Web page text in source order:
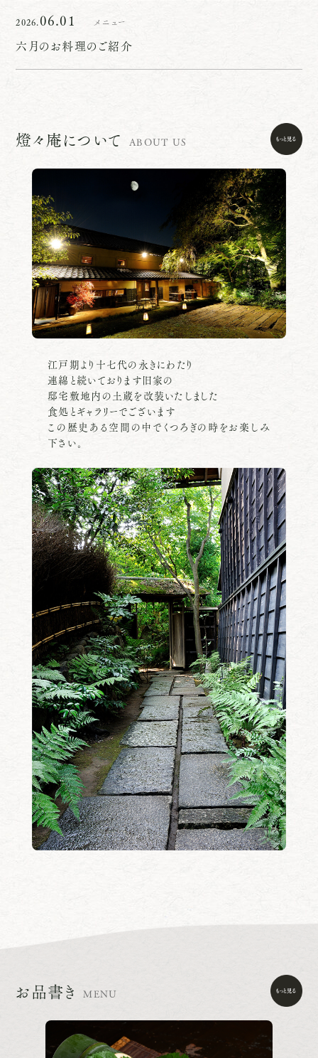
2026.06.01 メニュー
六月のお料理のご紹介
燈々庵について ABOUT US
江戸期より十七代の永きにわたり
連綿と続いております旧家の
邸宅敷地内の土蔵を改装いたしました
食処とギャラリーでございます
この歴史ある空間の中でくつろぎの時をお楽しみ
下さい。
お品書き MENU